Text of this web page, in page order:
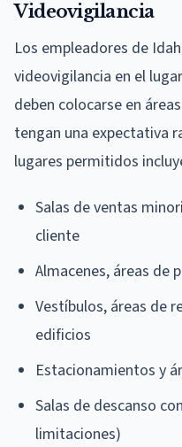
Videovigilancia
Los empleadores de
videovigilancia en el
deben colocarse en
tengan una expectativa
lugares permitidos
Salas de ventas
cliente
Almacenes, áreas de
Vestíbulos, áreas de
edificios
Estacionamientos y
Salas de descanso
limitaciones)